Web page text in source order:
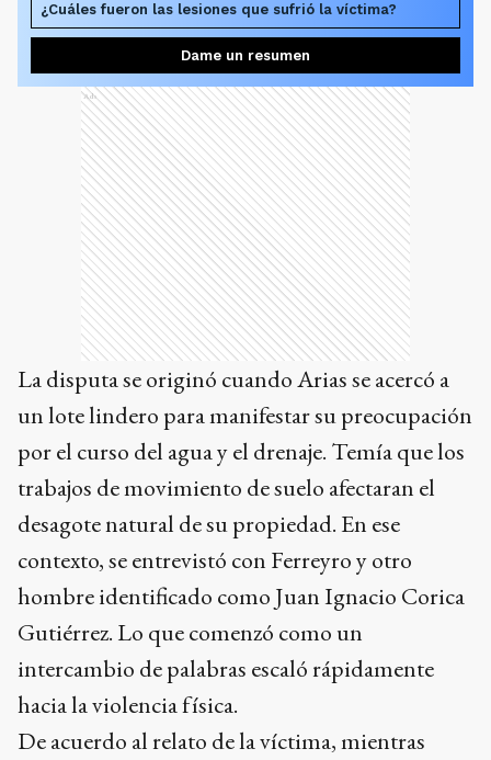
¿Cuáles fueron las lesiones que sufrió la víctima?
Dame un resumen
Ads
La disputa se originó cuando Arias se acercó a
un lote lindero para manifestar su preocupación
por el curso del agua y el drenaje. Temía que los
trabajos de movimiento de suelo afectaran el
desagote natural de su propiedad. En ese
contexto, se entrevistó con Ferreyro y otro
hombre identificado como Juan Ignacio Corica
Gutiérrez. Lo que comenzó como un
intercambio de palabras escaló rápidamente
hacia la violencia física.
De acuerdo al relato de la víctima, mientras